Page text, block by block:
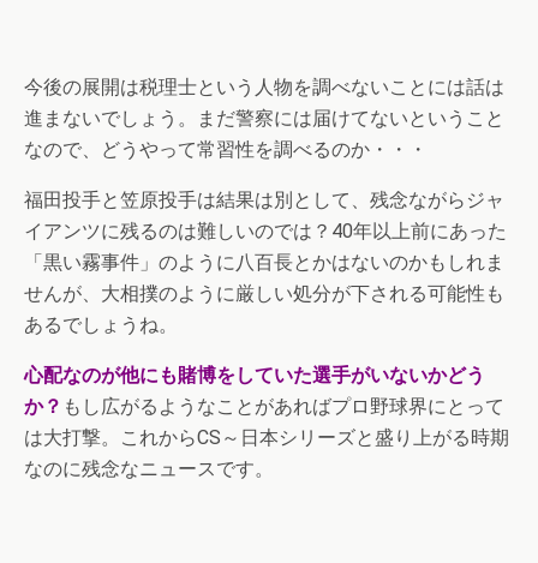
今後の展開は税理士という人物を調べないことには話は
進まないでしょう。まだ警察には届けてないということ
なので、どうやって常習性を調べるのか・・・
福田投手と笠原投手は結果は別として、残念ながらジャ
イアンツに残るのは難しいのでは？40年以上前にあった
「黒い霧事件」のように八百長とかはないのかもしれま
せんが、大相撲のように厳しい処分が下される可能性も
あるでしょうね。
心配なのが他にも賭博をしていた選手がいないかどう
か？ もし広がるようなことがあればプロ野球界にとって
は大打撃。これからCS～日本シリーズと盛り上がる時期
なのに残念なニュースです。